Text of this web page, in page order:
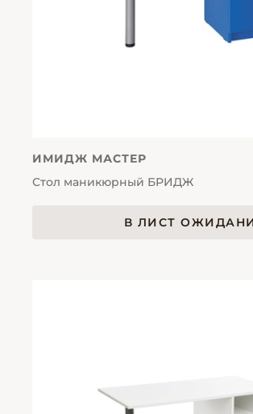
ИМИДЖ МАСТЕР
Стол маникюрный БРИДЖ
В ЛИСТ